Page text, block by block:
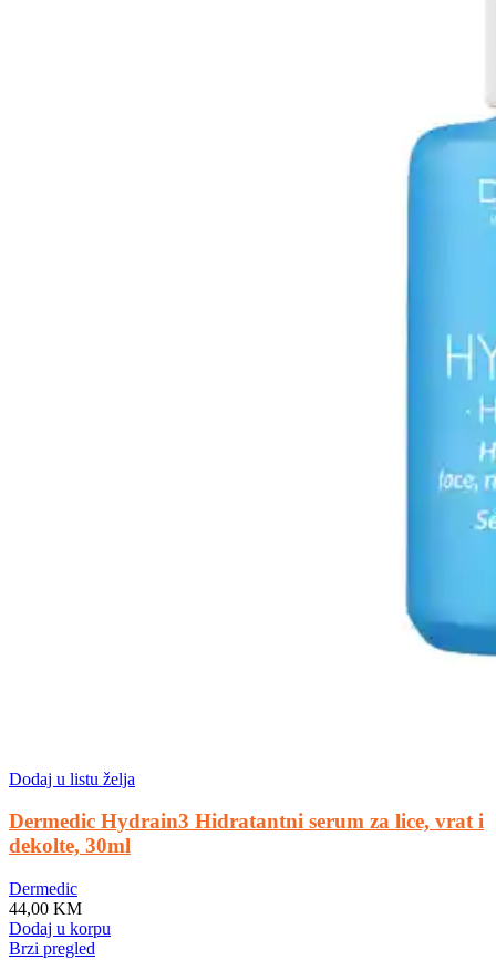
Dodaj u listu želja
Dermedic Hydrain3 Hidratantni serum za lice, vrat i
dekolte, 30ml
Dermedic
44,00 KM
Dodaj u korpu
Brzi pregled